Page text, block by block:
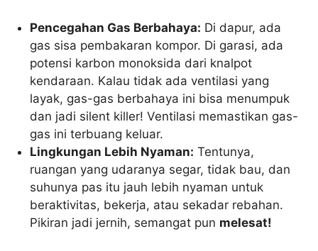
Pencegahan Gas Berbahaya: Di dapur, ada
gas sisa pembakaran kompor. Di garasi, ada
potensi karbon monoksida dari knalpot
kendaraan. Kalau tidak ada ventilasi yang
layak, gas-gas berbahaya ini bisa menumpuk
dan jadi silent killer! Ventilasi memastikan gas-
gas ini terbuang keluar.
Lingkungan Lebih Nyaman: Tentunya,
ruangan yang udaranya segar, tidak bau, dan
suhunya pas itu jauh lebih nyaman untuk
beraktivitas, bekerja, atau sekadar rebahan.
Pikiran jadi jernih, semangat pun melesat!